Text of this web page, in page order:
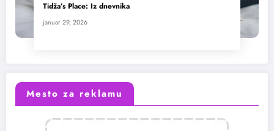
Tidža’s Place: Iz dnevnika
januar 29, 2026
Mesto za reklamu